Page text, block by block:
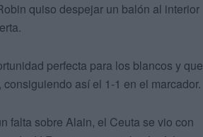
quiso despejar un balón al interior
perfecta para los blancos y que
así el 1-1 en el marcador.
falta sobre Alain, el Ceuta se vio con